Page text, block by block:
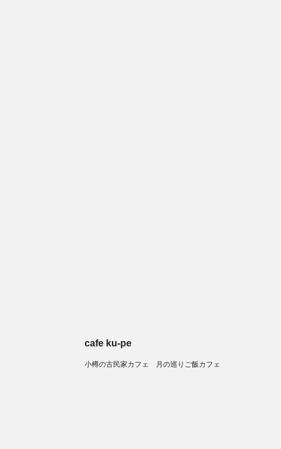
cafe ku-pe
小樽の古民家カフェ 月の巡りご飯カフェ